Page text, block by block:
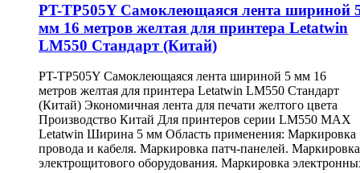
PT-TP505Y Самоклеющаяся лента шириной
мм 16 метров желтая для принтера Letatwin
LM550 Cтандарт (Китай)
PT-TP505Y Самоклеющаяся лента шириной 5 мм 16
метров желтая для принтера Letatwin LM550 Cтандарт
(Китай) Экономичная лента для печати желтого цвета
Производство Китай Для принтеров серии LM550 MAX
Letatwin Ширина 5 мм Область применения: Маркировка
провода и кабеля. Маркировка патч-панелей. Маркировка
электрощитового оборудования. Маркировка